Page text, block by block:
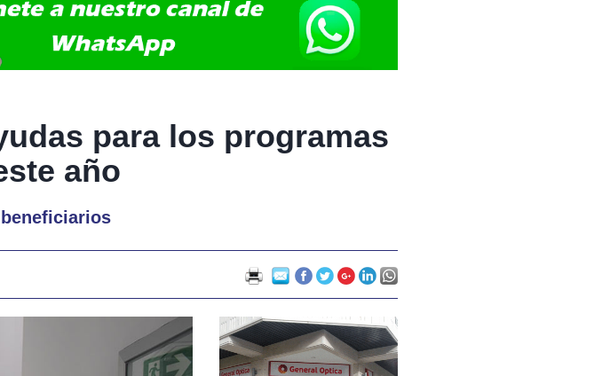
para los programas
año